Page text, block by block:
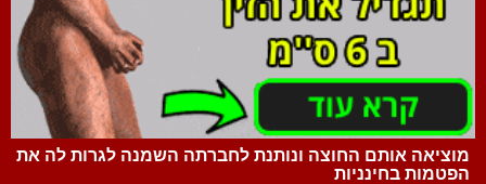
מוציאה אותם החוצה ונותנת לחברתה השמנה לגרות לה את
הפטמות בחינניות